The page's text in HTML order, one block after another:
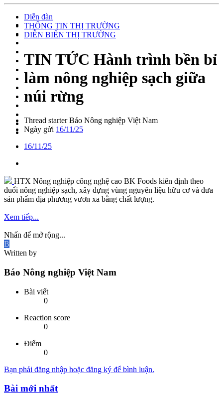
Diễn đàn
THÔNG TIN THỊ TRƯỜNG
DIỄN BIẾN THỊ TRƯỜNG
TIN TỨC Hành trình bền bỉ
làm nông nghiệp sạch giữa
núi rừng
Thread starter Báo Nông nghiệp Việt Nam
Ngày gửi 16/11/25
16/11/25
HTX Nông nghiệp công nghệ cao BK Foods kiên định theo
đuổi nông nghiệp sạch, xây dựng vùng nguyên liệu hữu cơ và đưa
sản phẩm địa phương vươn xa bằng chất lượng.
Xem tiếp...
Nhấn để mở rộng...
B
Written by
Báo Nông nghiệp Việt Nam
Bài viết
0
Reaction score
0
Điểm
0
Bạn phải đăng nhập hoặc đăng ký để bình luận.
Bài mới nhất